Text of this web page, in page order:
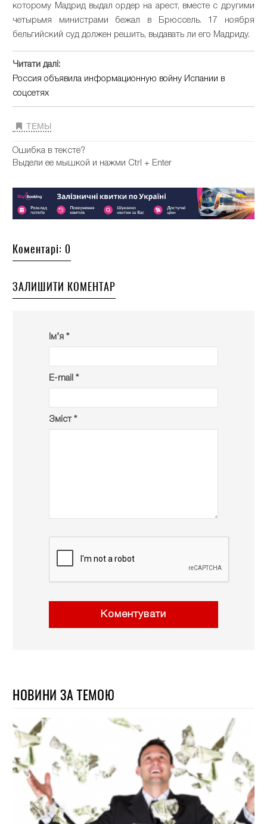
которому Мадрид выдал ордер на арест, вместе с другими
четырьмя министрами бежал в Брюссель. 17 ноября
бельгийский суд должен решить, выдавать ли его Мадриду.
Читати далі:
Россия объявила информационную войну Испании в
соцсетях
ТЕМЫ
Ошибка в тексте?
Выдели ее мышкой и нажми Ctrl + Enter
Коментарі: 0
ЗАЛИШИТИ КОМЕНТАР
Ім’я *
E-mail *
Зміст *
Коментувати
НОВИНИ ЗА ТЕМОЮ